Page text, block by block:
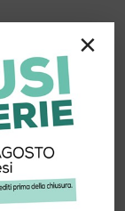
×
di un piano
Management
una strategia di
con l’obiettivo di